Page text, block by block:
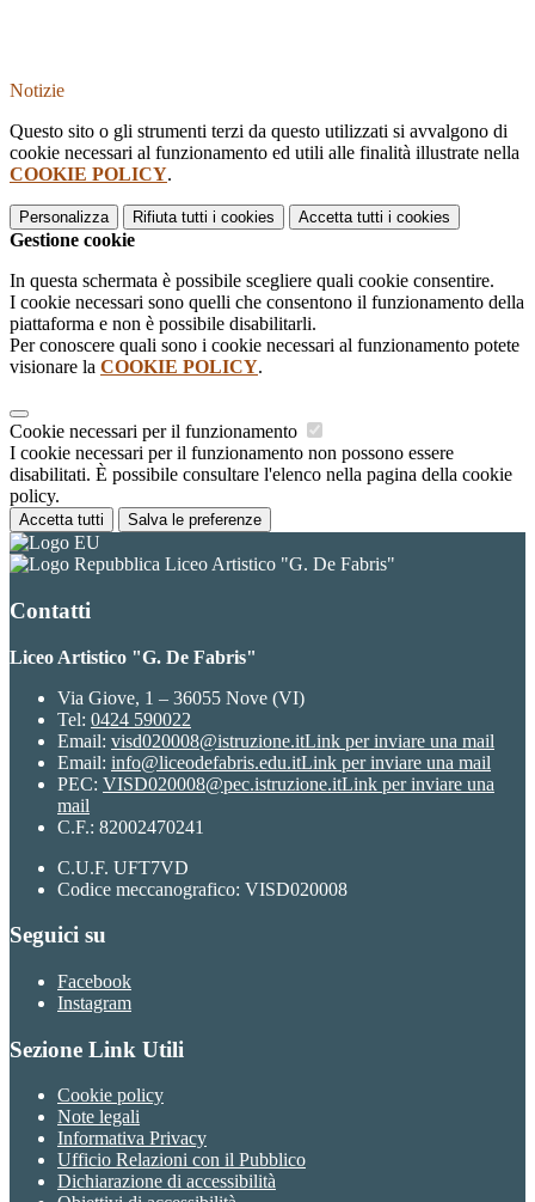
Notizie
Questo sito o gli strumenti terzi da questo utilizzati si avvalgono di
cookie necessari al funzionamento ed utili alle finalità illustrate nella
COOKIE POLICY.
Personalizza Rifiuta tutti i cookies Accetta tutti i cookies
Gestione cookie
In questa schermata è possibile scegliere quali cookie consentire.
I cookie necessari sono quelli che consentono il funzionamento della
piattaforma e non è possibile disabilitarli.
Per conoscere quali sono i cookie necessari al funzionamento potete
visionare la COOKIE POLICY.
Cookie necessari per il funzionamento
I cookie necessari per il funzionamento non possono essere
disabilitati. È possibile consultare l'elenco nella pagina della cookie
policy.
Accetta tutti Salva le preferenze
Liceo Artistico "G. De Fabris"
Contatti
Liceo Artistico "G. De Fabris"
Via Giove, 1 – 36055 Nove (VI)
Tel: 0424 590022
Email: visd020008@istruzione.itLink per inviare una mail
Email: info@liceodefabris.edu.itLink per inviare una mail
PEC: VISD020008@pec.istruzione.itLink per inviare una
mail
C.F.: 82002470241
C.U.F. UFT7VD
Codice meccanografico: VISD020008
Seguici su
Facebook
Instagram
Sezione Link Utili
Cookie policy
Note legali
Informativa Privacy
Ufficio Relazioni con il Pubblico
Dichiarazione di accessibilità